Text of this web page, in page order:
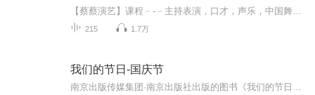
215 1.7万
我们的节日-国庆节